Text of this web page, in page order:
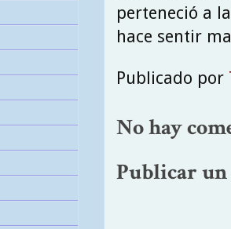
perteneció a
hace sentir
Publicado por
No hay
Publicar